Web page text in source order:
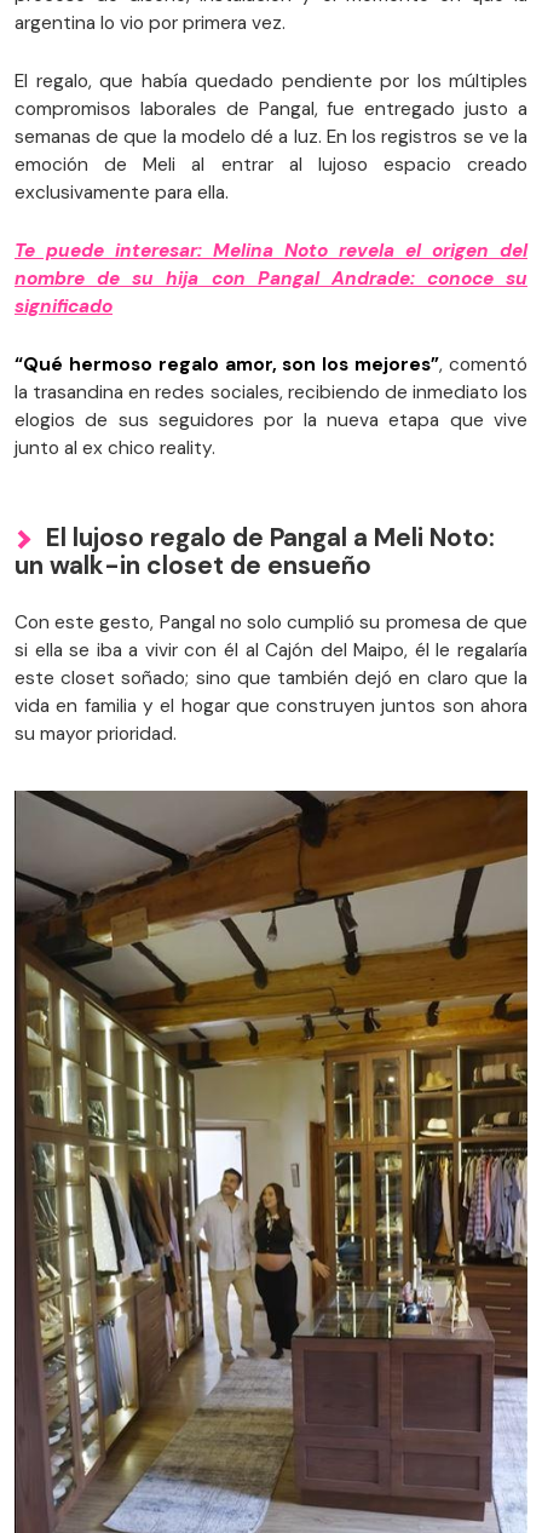
argentina lo vio por primera vez.
El regalo, que había quedado pendiente por los múltiples
compromisos laborales de Pangal, fue entregado justo a
semanas de que la modelo dé a luz. En los registros se ve la
emoción de Meli al entrar al lujoso espacio creado
exclusivamente para ella.
Te puede interesar: Melina Noto revela el origen del
nombre de su hija con Pangal Andrade: conoce su
significado
“Qué hermoso regalo amor, son los mejores”, comentó
la trasandina en redes sociales, recibiendo de inmediato los
elogios de sus seguidores por la nueva etapa que vive
junto al ex chico reality.
El lujoso regalo de Pangal a Meli Noto:
un walk-in closet de ensueño
Con este gesto, Pangal no solo cumplió su promesa de que
si ella se iba a vivir con él al Cajón del Maipo, él le regalaría
este closet soñado; sino que también dejó en claro que la
vida en familia y el hogar que construyen juntos son ahora
su mayor prioridad.